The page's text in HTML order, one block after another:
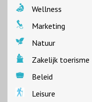
Wellness
Marketing
Natuur
Zakelijk toerisme
Beleid
Leisure